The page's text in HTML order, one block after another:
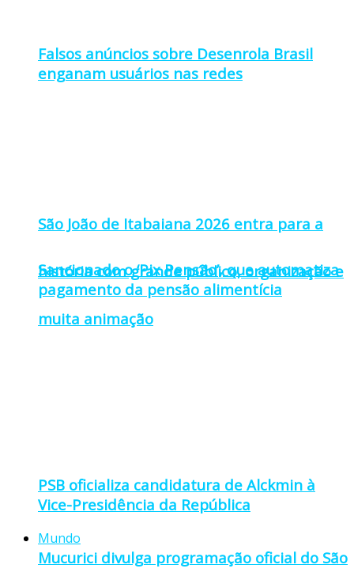
São João de Itabaiana 2026 entra para a
história com grande público, organização e
muita animação
Mucurici divulga programação oficial do São
Falsos anúncios sobre Desenrola Brasil
enganam usuários nas redes
Sancionado o ‘Pix Pensão’, que automatiza
pagamento da pensão alimentícia
PSB oficializa candidatura de Alckmin à
Vice-Presidência da República
Mundo